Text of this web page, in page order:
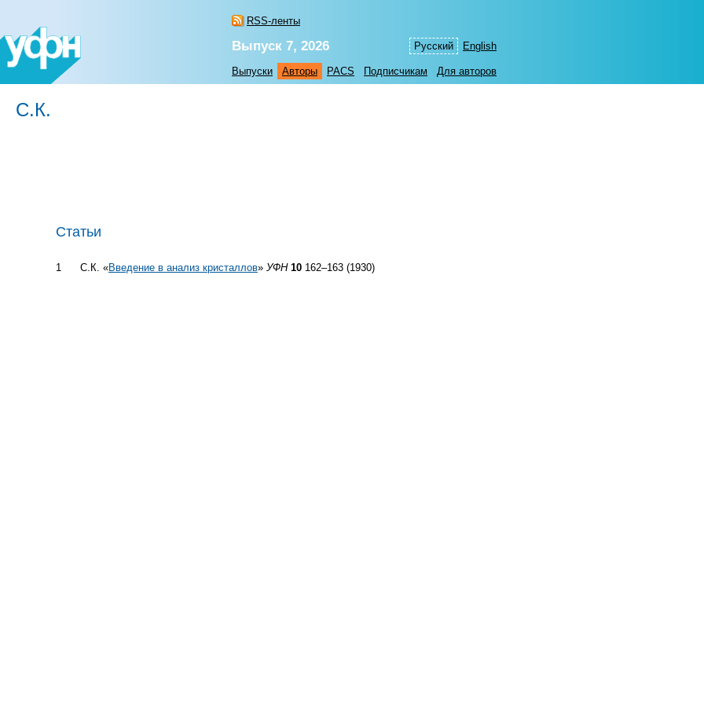
RSS-ленты
Русский English
Выпуск 7, 2026
Выпуски Авторы PACS Подписчикам Для авторов
С.К.
Статьи
1 С.К. «Введение в анализ кристаллов» УФН 10 162–163 (1930)